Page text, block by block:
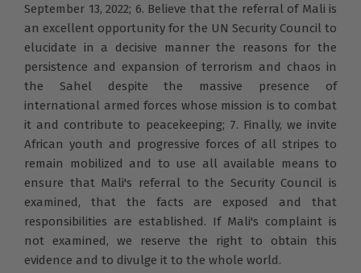
September 13, 2022; 6. Believe that the referral of Mali is
an excellent opportunity for the UN Security Council to
elucidate in a decisive manner the reasons for the
persistence and expansion of terrorism and chaos in
the Sahel despite the massive presence of
international armed forces whose mission is to combat
it and contribute to peacekeeping; 7. Finally, we invite
African youth and progressive forces of all stripes to
remain mobilized and to use all available means to
ensure that Mali's referral to the Security Council is
examined, that the facts are exposed and that
responsibilities are established. If Mali's complaint is
not examined, we reserve the right to obtain this
evidence and to divulge it to the whole world.